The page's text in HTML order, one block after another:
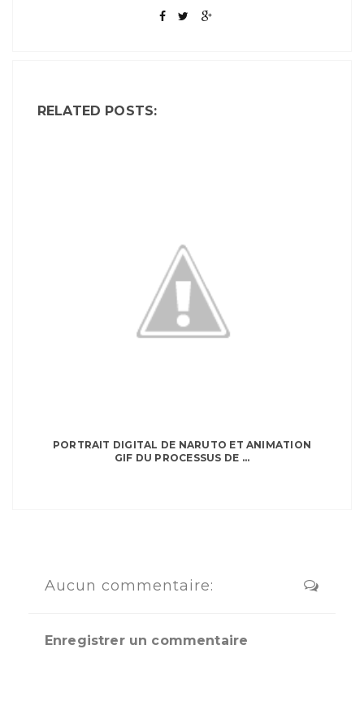
RELATED POSTS:
PORTRAIT DIGITAL DE NARUTO ET ANIMATION
GIF DU PROCESSUS DE ...
Aucun commentaire:
Enregistrer un commentaire